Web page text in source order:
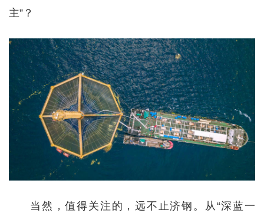
主”？
当然，值得关注的，远不止济钢。从“深蓝一